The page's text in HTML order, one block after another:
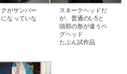
がサンバー
になっていな
スネークヘッドだ
が、普通のL-5と
頭部の形が違うペ
グヘッド
たぶん試作品